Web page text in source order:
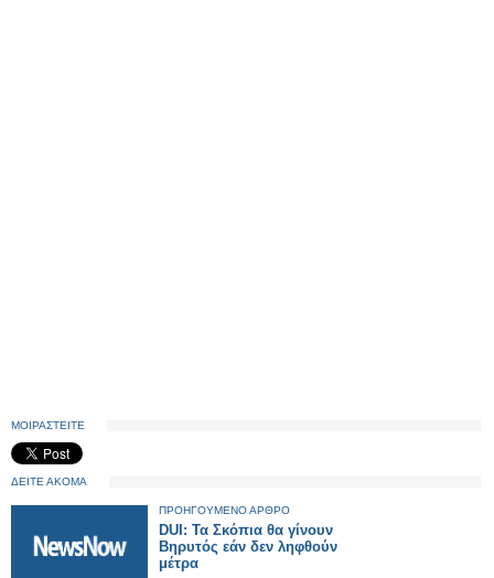
ΜΟΙΡΑΣΤΕΙΤΕ
ΔΕΙΤΕ ΑΚΟΜΑ
ΠΡΟΗΓΟΥΜΕΝΟ ΑΡΘΡΟ
DUI: Τα Σκόπια θα γίνουν
Βηρυτός εάν δεν ληφθούν
μέτρα